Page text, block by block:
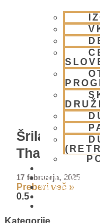
KOLEDAR
VAŠA
Šrila
Thakur
17 februarja, 2025
Preberi več »